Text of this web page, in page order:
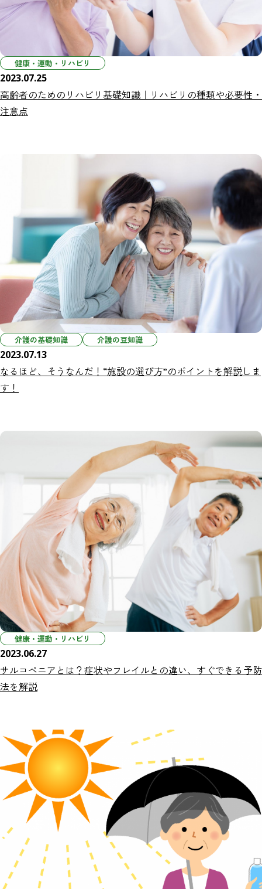
健康・運動・リハビリ
2023.07.25
高齢者のためのリハビリ基礎知識｜リハビリの種類や必要性・
注意点
介護の基礎知識 介護の豆知識
2023.07.13
なるほど、そうなんだ！“施設の選び方”のポイントを解説しま
す！
健康・運動・リハビリ
2023.06.27
サルコペニアとは？症状やフレイルとの違い、すぐできる予防
法を解説